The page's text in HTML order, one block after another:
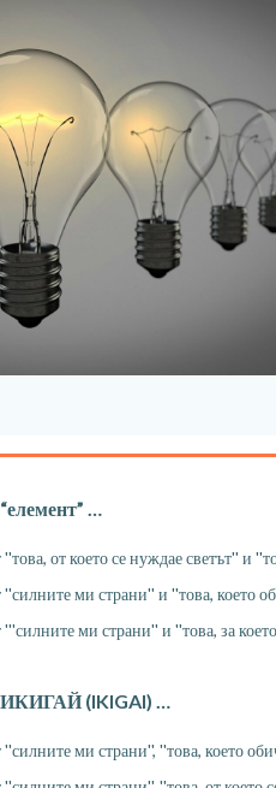
…
от което се нуждае светът'' и
''силните ми страни'' и ''това, което
'''силните ми страни'' и ''това, за
ИКИГАЙ (IKIGAI) …
''силните ми страни'', ''това, което